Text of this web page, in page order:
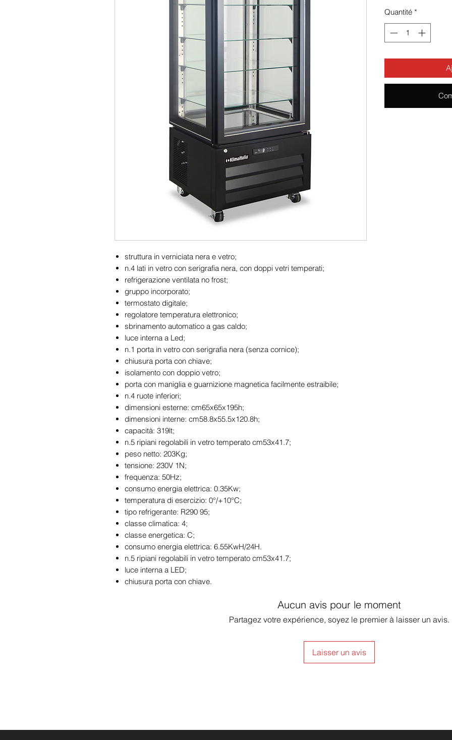
struttura in verniciata nera e vetro;
n.4 lati in vetro con serigrafia nera, con doppi vetri temperati;
refrigerazione ventilata no frost;
gruppo incorporato;
termostato digitale;
regolatore temperatura elettronico;
sbrinamento automatico a gas caldo;
luce interna a Led;
n.1 porta in vetro con serigrafia nera (senza cornice);
chiusura porta con chiave;
isolamento con doppio vetro;
porta con maniglia e guarnizione magnetica facilmente estraibile;
n.4 ruote inferiori;
dimensioni esterne: cm65x65x195h;
dimensioni interne: cm58.8x55.5x120.8h;
capacità: 319lt;
n.5 ripiani regolabili in vetro temperato cm53x41.7;
peso netto: 203Kg;
tensione: 230V 1N;
frequenza: 50Hz;
consumo energia elettrica: 0.35Kw;
temperatura di esercizio: 0°/+10°C;
tipo refrigerante: R290 95;
classe climatica: 4;
classe energetica: C;
consumo energia elettrica: 6.55KwH/24H.
n.5 ripiani regolabili in vetro temperato cm53x41.7;
luce interna a LED;
chiusura porta con chiave.
Quantité *
Aucun avis pour le moment
Partagez votre expérience, soyez le premier à laisser un avis.
Laisser un avis